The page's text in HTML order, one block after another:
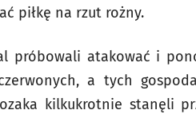
piłkę na rzut rożny.
próbowali atakować i
a tych
kilkukrotnie stanęli